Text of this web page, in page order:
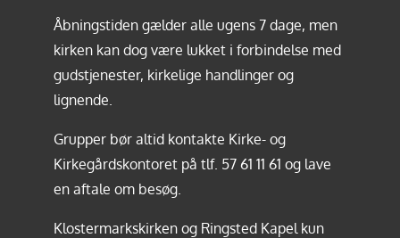
Åbningstiden gælder alle ugens 7 dage, men
kirken kan dog være lukket i forbindelse med
gudstjenester, kirkelige handlinger og
lignende.
Grupper bør altid kontakte Kirke- og
Kirkegårdskontoret på tlf. 57 61 11 61 og lave
en aftale om besøg.
Klostermarkskirken og Ringsted Kapel kun